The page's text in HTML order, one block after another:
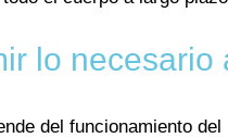
lo necesario
del funcionamiento del